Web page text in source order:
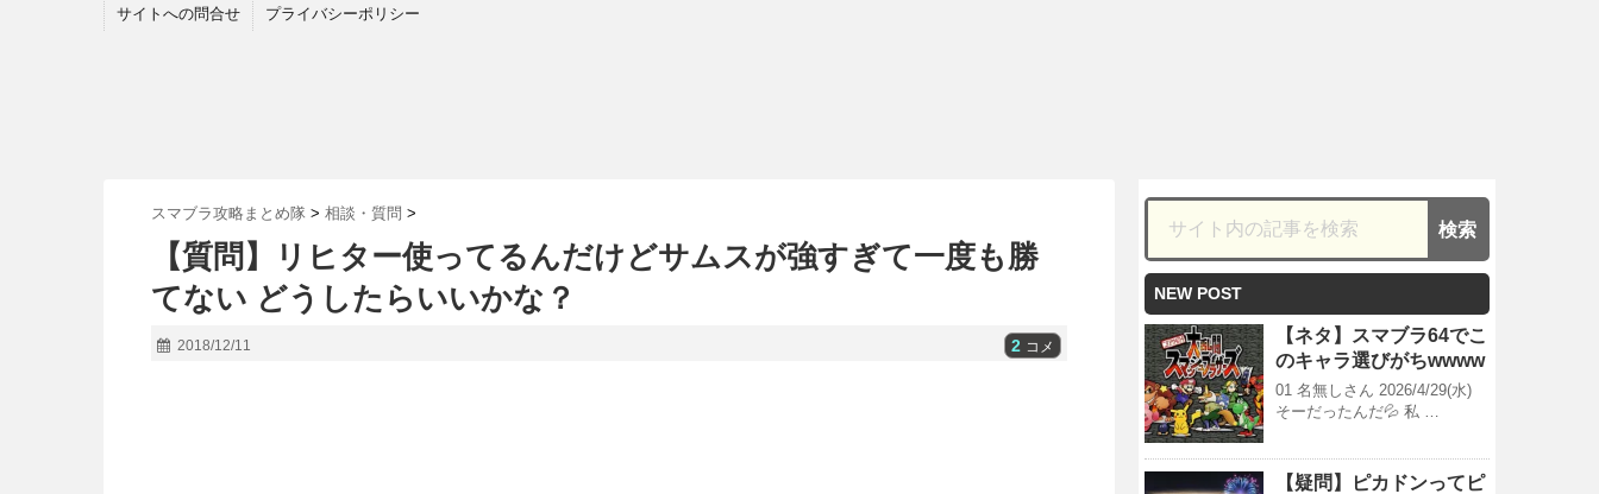
サイトへの問合せ プライバシーポリシー
スマブラ攻略まとめ隊 > 相談・質問 >
【質問】リヒター使ってるんだけどサムスが強すぎて一度も勝
てない どうしたらいいかな？
2018/12/11 2 コメ
NEW POST
【ネタ】スマブラ64でこ
のキャラ選びがちwwww
01 名無しさん 2026/4/29(水)
そーだったんだ💦 私 …
【疑問】ピカドンってピ